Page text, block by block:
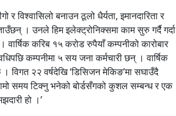
र विश्वासिलो बनाउन ठूलो धैर्यता, इमानदारिता र
। उनले हिम इलेक्ट्रोनिक्समा काम सुरु गर्दै गर्दा
करिब १५ करोड रुपैयाँ कम्पनीको कारोबार
कम्पनीमा ५ सय जना कर्मचारी छन् । वार्षिक
। विगत २२ वर्षदेखि ‘डिसिजन मेकिङ’मा सघाउँदै
समय टिक्नु भनेको बोर्डसँगको कुशल सम्बन्ध र एक
हो ।’